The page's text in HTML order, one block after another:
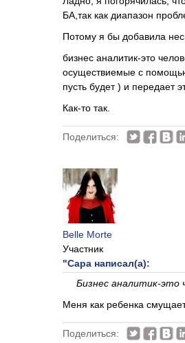
БА,так как диапазон
Потому я бы добавила
бизнес аналитик-это
осуществиемые с
пусть будет ) и передает
Как-то так.
Поделиться:
Belle Morte
Участник
"Сара написал(а):
Бизнес аналитик-это
Меня как ребенка
Поделиться: